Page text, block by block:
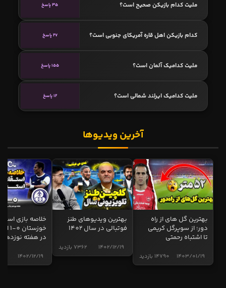
ملیت کدام بازیکن صحیح است؟ 35 پاسخ
کدام بازیکن اهل قاره آمریکای جنوبی است؟ 27 پاسخ
ملیت کدامیک آلمان است؟ 155 پاسخ
ملیت کدامیک ایرلند شمالی است؟ 12 پاسخ
آخرین ویدیوها
بهترین گل های از راه
دور؛ از سوپرگل کریمی
تا اشتباه رحمتی
14790 بازدید 1403/01/19
بهترین ویدیوهای طنز
فوتبالی در سال 1402
7362 بازدید 1402/12/19
خلاصه بازی
در هفته نوزدهم
1402/12/19